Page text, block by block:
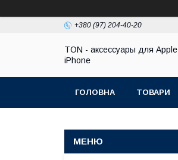
+380 (97) 204-40-20
TON - аксессуары для Apple
iPhone
ГОЛОВНА ТОВАРИ